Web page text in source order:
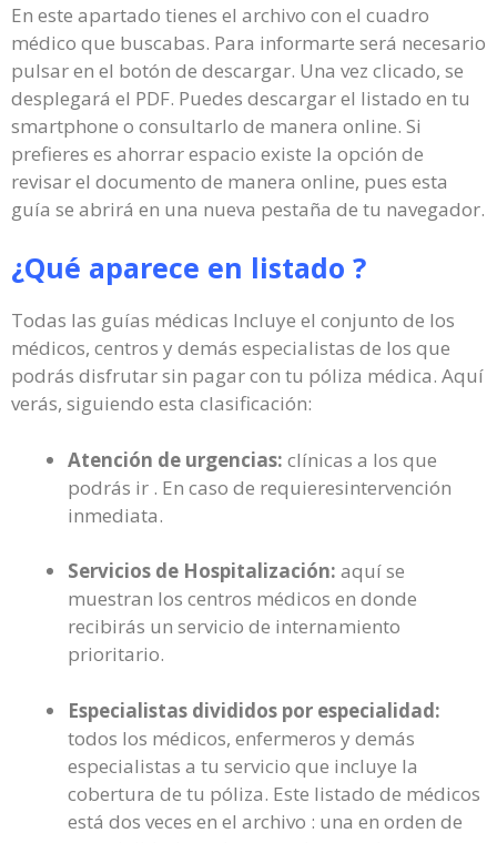
En este apartado tienes el archivo con el cuadro
médico que buscabas. Para informarte será necesario
pulsar en el botón de descargar. Una vez clicado, se
desplegará el PDF. Puedes descargar el listado en tu
smartphone o consultarlo de manera online. Si
prefieres es ahorrar espacio existe la opción de
revisar el documento de manera online, pues esta
guía se abrirá en una nueva pestaña de tu navegador.
¿Qué aparece en listado ?
Todas las guías médicas Incluye el conjunto de los
médicos, centros y demás especialistas de los que
podrás disfrutar sin pagar con tu póliza médica. Aquí
verás, siguiendo esta clasificación:
Atención de urgencias: clínicas a los que
podrás ir . En caso de requieresintervención
inmediata.
Servicios de Hospitalización: aquí se
muestran los centros médicos en donde
recibirás un servicio de internamiento
prioritario.
Especialistas divididos por especialidad:
todos los médicos, enfermeros y demás
especialistas a tu servicio que incluye la
cobertura de tu póliza. Este listado de médicos
está dos veces en el archivo : una en orden de